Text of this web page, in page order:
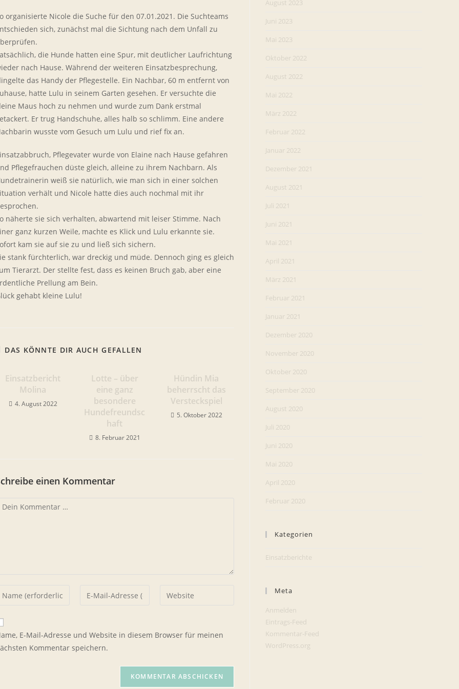
organisierte Nicole die Suche für den 07.01.2021. Die Suchteams
sich, zunächst mal die Sichtung nach dem Unfall zu
die Hunde hatten eine Spur, mit deutlicher Laufrichtung
nach Hause. Während der weiteren Einsatzbesprechung,
das Handy der Pflegestelle. Ein Nachbar, 60 m entfernt von
hatte Lulu in seinem Garten gesehen. Er versuchte die
Maus hoch zu nehmen und wurde zum Dank erstmal
Er trug Handschuhe, alles halb so schlimm. Eine andere
wusste vom Gesuch um Lulu und rief fix an.
Pflegevater wurde von Elaine nach Hause gefahren
Pflegefrauchen düste gleich, alleine zu ihrem Nachbarn. Als
weiß sie natürlich, wie man sich in einer solchen
verhält und Nicole hatte dies auch nochmal mit ihr
näherte sie sich verhalten, abwartend mit leiser Stimme. Nach
ganz kurzen Weile, machte es Klick und Lulu erkannte sie.
kam sie auf sie zu und ließ sich sichern.
stank fürchterlich, war dreckig und müde. Dennoch ging es gleich
Tierarzt. Der stellte fest, dass es keinen Bruch gab, aber eine
Prellung am Bein.
gehabt kleine Lulu!
DAS KÖNNTE DIR AUCH GEFALLEN
Einsatzbericht
Molina
4. August 2022
Lotte – über
eine ganz
besondere
Hundefreundsc
haft
8. Februar 2021
Hündin Mia
beherrscht das
Versteckspiel
5. Oktober 2022
einen Kommentar
Kommentar
Gib
Gib
Kommentieren
Gib
E-Mail-Adresse und Website in diesem Browser für meinen
Kommentar speichern.
August 2023
Juni 2023
Mai 2023
Oktober 2022
August 2022
Mai 2022
März 2022
Februar 2022
Januar 2022
Dezember 2021
August 2021
Juli 2021
Juni 2021
Mai 2021
April 2021
März 2021
Februar 2021
Januar 2021
Dezember 2020
November 2020
Oktober 2020
September 2020
August 2020
Juli 2020
Juni 2020
Mai 2020
April 2020
Februar 2020
Kategorien
Einsatzberichte
Meta
Anmelden
Eintrags-Feed
Kommentar-Feed
WordPress.org